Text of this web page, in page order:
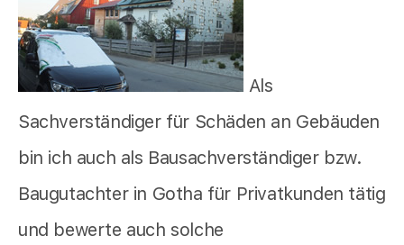
Als
Sachverständiger für Schäden an Gebäuden
bin ich auch als Bausachverständiger bzw.
Baugutachter in Gotha für Privatkunden tätig
und bewerte auch solche